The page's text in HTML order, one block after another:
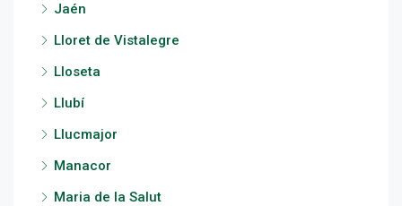
Jaén
Lloret de Vistalegre
Lloseta
Llubí
Llucmajor
Manacor
Maria de la Salut